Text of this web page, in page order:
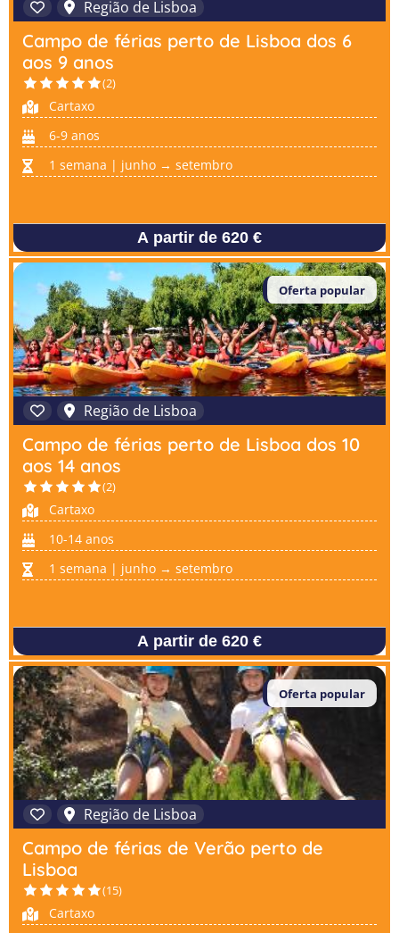
Região de Lisboa
Campo de férias perto de Lisboa dos 6
aos 9 anos
(2)
Cartaxo
6-9 anos
1 semana | junho → setembro
A partir de 620 €
Oferta popular
Região de Lisboa
Campo de férias perto de Lisboa dos 10
aos 14 anos
(2)
Cartaxo
10-14 anos
1 semana | junho → setembro
A partir de 620 €
Oferta popular
Região de Lisboa
Campo de férias de Verão perto de
Lisboa
(15)
Cartaxo